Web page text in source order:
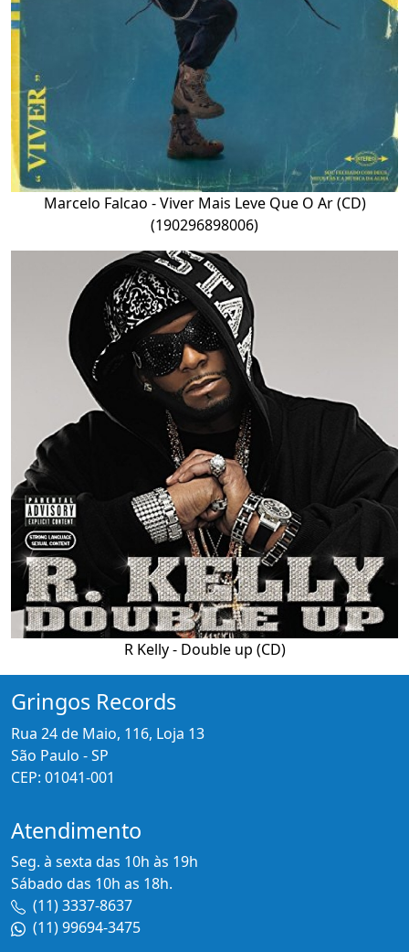
Marcelo Falcao - Viver Mais Leve Que O Ar (CD)
(190296898006)
R Kelly - Double up (CD)
Gringos Records
Rua 24 de Maio, 116, Loja 13
São Paulo - SP
CEP: 01041-001
Atendimento
Seg. à sexta das 10h às 19h
Sábado das 10h as 18h.
(11) 3337-8637
(11) 99694-3475